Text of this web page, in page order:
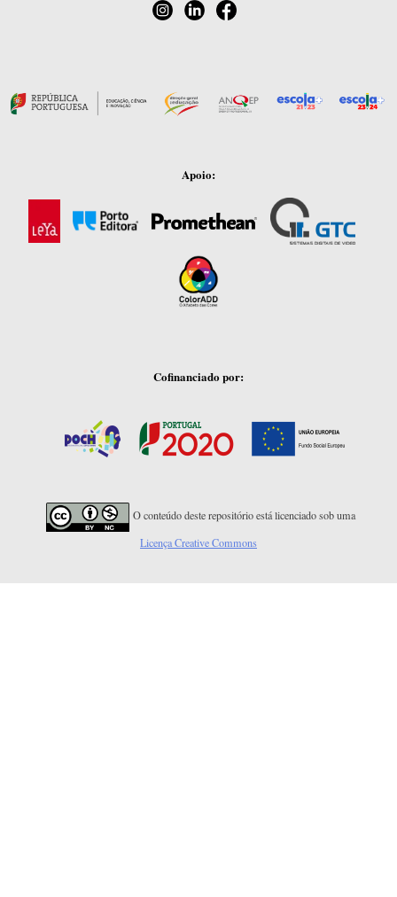
Apoio:
Cofinanciado por:
O conteúdo deste repositório está licenciado sob uma
Licença Creative Commons